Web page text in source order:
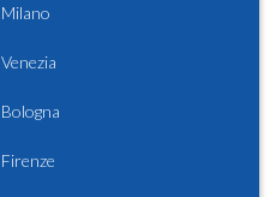
Milano
Venezia
Bologna
Firenze